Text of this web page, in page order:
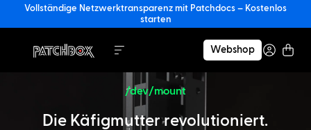
Vollständige Netzwerktransparenz mit Patchdocs – Kostenlos
starten
Webshop
/dev/mount
Die Käfigmutter revolutioniert.